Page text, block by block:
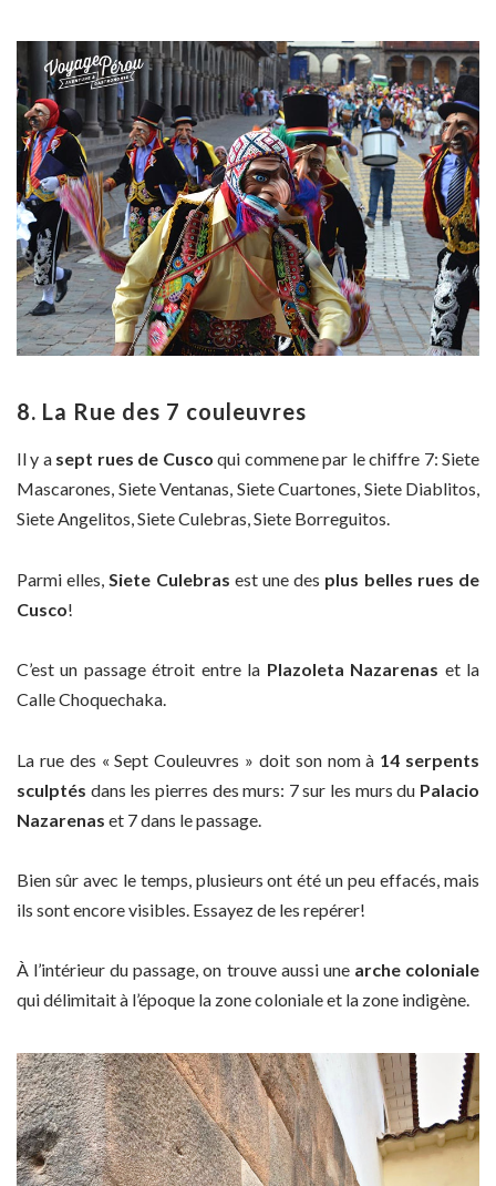
8. La Rue des 7 couleuvres
Il y asept rues de Cusco qui commene par le chiffre 7: Siete
Mascarones, Siete Ventanas, Siete Cuartones, Siete Diablitos,
Siete Angelitos, Siete Culebras, Siete Borreguitos.
Parmi elles, Siete Culebras est une des plus belles rues de
Cusco!
C’est un passage étroit entre la Plazoleta Nazarenas et la
Calle Choquechaka.
La rue des « Sept Couleuvres » doit son nom à 14 serpents
sculptés dans les pierres des murs: 7 sur les murs du Palacio
Nazarenas et 7 dans le passage.
Bien sûr avec le temps, plusieurs ont été un peu effacés, mais
ils sont encore visibles. Essayez de les repérer!
À l’intérieur du passage, on trouve aussi une arche coloniale
qui délimitait à l’époque la zone coloniale et la zone indigène.